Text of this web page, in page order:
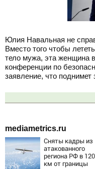
Юлия Навальная не
Вместо того чтобы
тело мужа, эта женщина
конференции по
заявление, что поднимет
mediametrics.ru
Сняты кадры из
атакованного
региона РФ в
км от границы